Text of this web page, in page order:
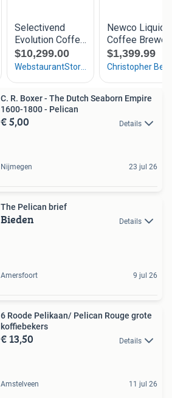
C. R. Boxer - The Dutch Seaborn Empire
1600-1800 - Pelican
€ 5,00 Details
Nijmegen 23 jul 26
The Pelican brief
Bieden Details
Amersfoort 9 jul 26
6 Roode Pelikaan/ Pelican Rouge grote
koffiebekers
€ 13,50 Details
Amstelveen 11 jul 26